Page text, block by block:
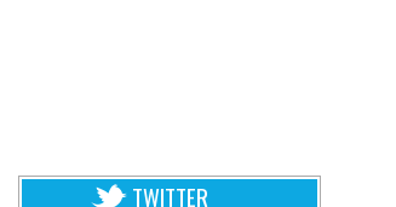
TWITTER